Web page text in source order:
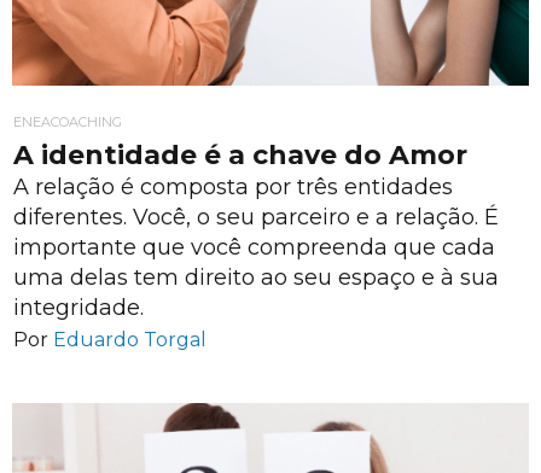
ENEACOACHING
A identidade é a chave do Amor
A relação é composta por três entidades
diferentes. Você, o seu parceiro e a relação. É
importante que você compreenda que cada
uma delas tem direito ao seu espaço e à sua
integridade.
Por Eduardo Torgal